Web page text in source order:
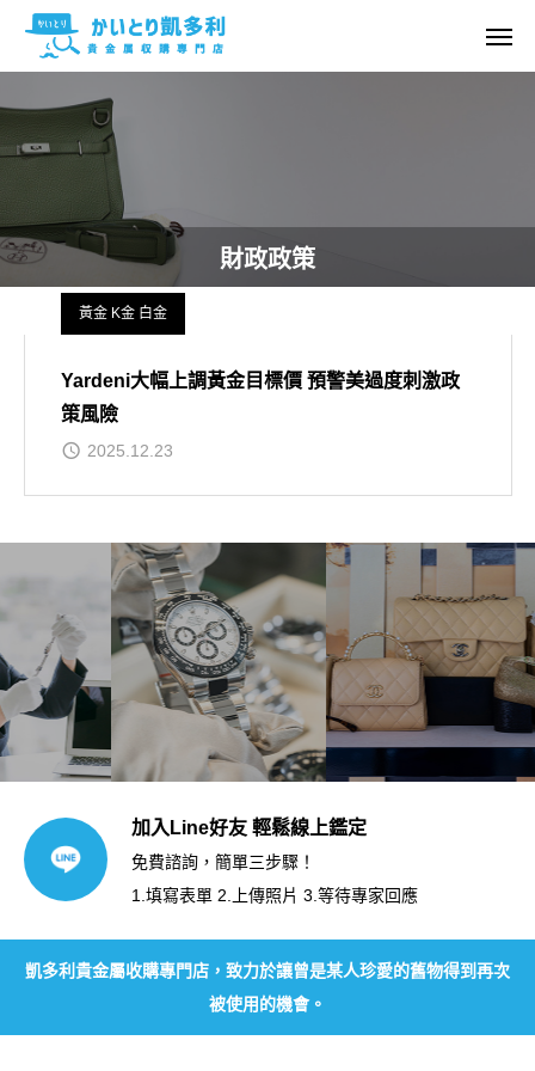
財政政策
黃金 K金 白金
Yardeni大幅上調黃金目標價 預警美過度刺激政
策風險
2025.12.23
加入Line好友 輕鬆線上鑑定
免費諮詢，簡單三步驟！
1.填寫表單 2.上傳照片 3.等待專家回應
凱多利貴金屬收購專門店，致力於讓曾是某人珍愛的舊物得到再次
被使用的機會。